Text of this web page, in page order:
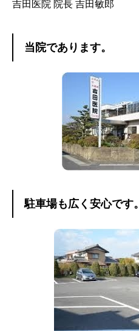
吉田医院 院長 吉田敏郎
当院であります。
駐車場も広く安心です。